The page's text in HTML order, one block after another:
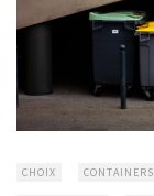
CHOIX CONTAINERS